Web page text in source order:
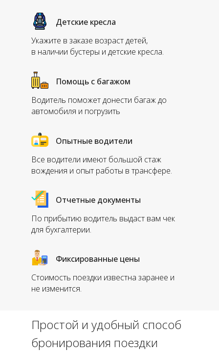
Укажите в заказе возраст детей,
в наличии бустеры и детские кресла.
Водитель поможет донести багаж до
автомобиля и погрузить
Детские кресла
Помощь с багажом
Все водители имеют большой стаж
вождения и опыт работы в трансфере.
По прибытию водитель выдаст вам чек
для бухгалтерии.
Стоимость поездки известна заранее и
не изменится.
Опытные водители
Отчетные документы
Фиксированные цены
Простой и удобный способ
бронирования поездки